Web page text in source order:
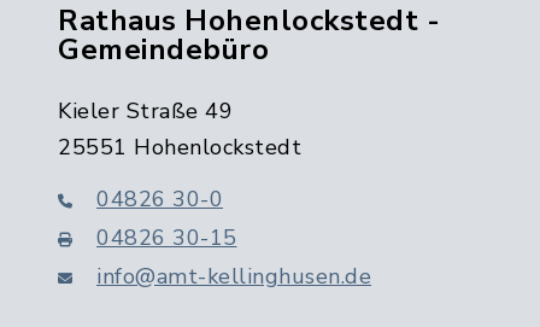
Rathaus Hohenlockstedt -
Gemeindebüro
Kieler Straße 49
25551 Hohenlockstedt
04826 30-0
04826 30-15
info@amt-kellinghusen.de